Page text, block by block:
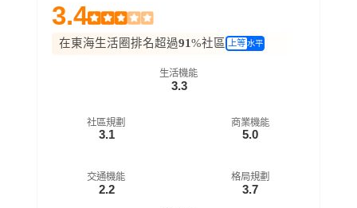
3.4
在東海生活圈排名超過91%社區 上等 水平
生活機能
3.3
商業機能
5.0
格局規劃
3.7
交通機能
2.2
社區規劃
3.1